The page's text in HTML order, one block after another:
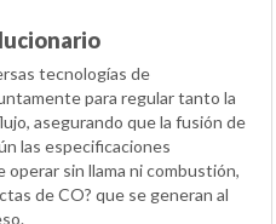
tecnologías de
para regular tanto la
asegurando que la fusión de
las especificaciones
sin llama ni combustión,
de CO? que se generan al